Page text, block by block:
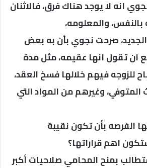
انه لا يوجد هناك فرق، فالاثنان
والمعلومه،
صرحت نجوي بأن به بعض
ان تقول انها عقيمه، مثل مدة
للزوجه فيهم خلالها فسخ العقد،
وغيرهم من المواد التي
الفرصه بأن تكون نقيبة
اهم قراراتها؟
بمنح المحامي صلاحيات أكبر